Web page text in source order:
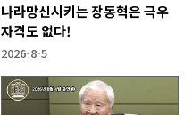
나라망신시키는 장동혁은 극우
자격도 없다!
2026-8-5